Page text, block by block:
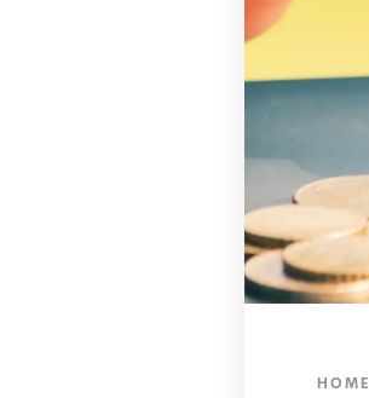
HOME